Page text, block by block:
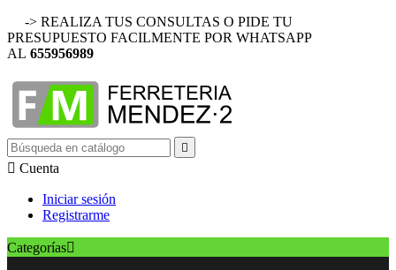
-> REALIZA TUS CONSULTAS O PIDE TU
PRESUPUESTO FACILMENTE POR WHATSAPP
AL 655956989

 Cuenta
Iniciar sesión
Registrarme
Categorías